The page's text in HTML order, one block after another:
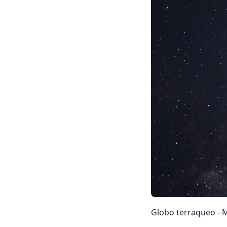
Globo terraqueo -